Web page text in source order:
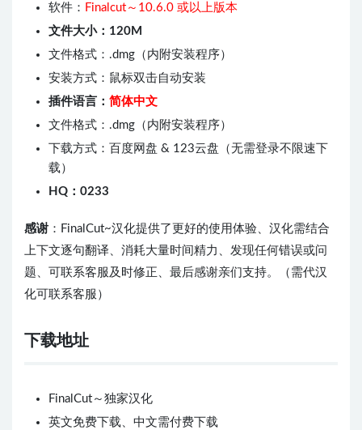
软件： Finalcut～10.6.0 或以上版本
文件大小：120M
文件格式：.dmg（内附安装程序）
安装方式：鼠标双击自动安装
插件语言： 简体中文
文件格式：.dmg（内附安装程序）
下载方式：百度网盘 & 123云盘（无需登录不限速下
载）
HQ：0233
感谢 ：FinalCut~汉化提供了更好的使用体验、汉化需结合
上下文逐句翻译、消耗大量时间精力、发现任何错误或问
题、可联系客服及时修正、最后感谢亲们支持。（需代汉
化可联系客服）
下载地址
FinalCut～独家汉化
英文免费下载、中文需付费下载